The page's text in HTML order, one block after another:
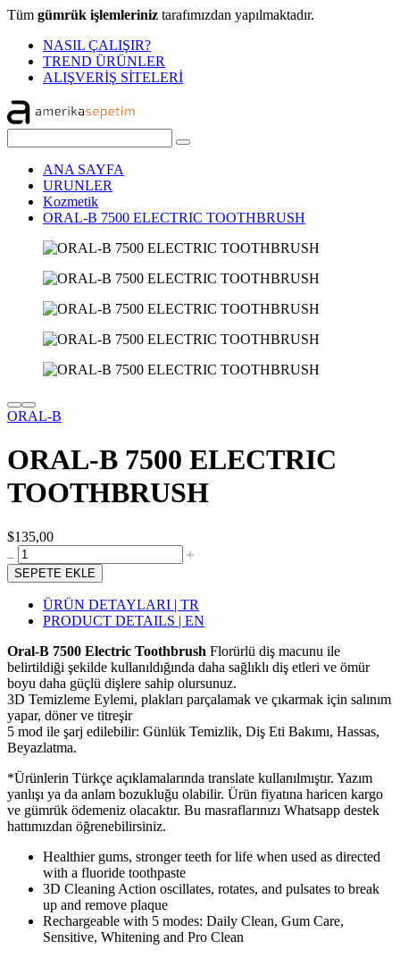
Tüm gümrük işlemleriniz tarafımızdan yapılmaktadır.
NASIL ÇALIŞIR?
TREND ÜRÜNLER
ALIŞVERİŞ SİTELERİ
ANA SAYFA
URUNLER
Kozmetik
ORAL-B 7500 ELECTRIC TOOTHBRUSH
ORAL-B
ORAL-B 7500 ELECTRIC
TOOTHBRUSH
$135,00
SEPETE EKLE
ÜRÜN DETAYLARI | TR
PRODUCT DETAILS | EN
Oral-B 7500 Electric Toothbrush Florürlü diş macunu ile
belirtildiği şekilde kullanıldığında daha sağlıklı diş etleri ve ömür
boyu daha güçlü dişlere sahip olursunuz.
3D Temizleme Eylemi, plakları parçalamak ve çıkarmak için salınım
yapar, döner ve titreşir
5 mod ile şarj edilebilir: Günlük Temizlik, Diş Eti Bakımı, Hassas,
Beyazlatma.
*Ürünlerin Türkçe açıklamalarında translate kullanılmıştır. Yazım
yanlışı ya da anlam bozukluğu olabilir. Ürün fiyatına haricen kargo
ve gümrük ödemeniz olacaktır. Bu masraflarınızı Whatsapp destek
hattımızdan öğrenebilirsiniz.
Healthier gums, stronger teeth for life when used as directed
with a fluoride toothpaste
3D Cleaning Action oscillates, rotates, and pulsates to break
up and remove plaque
Rechargeable with 5 modes: Daily Clean, Gum Care,
Sensitive, Whitening and Pro Clean